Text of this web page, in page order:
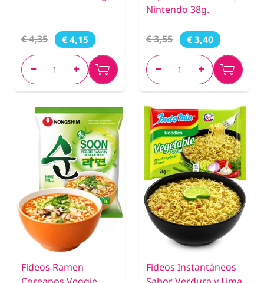
€ 4,35 € 4,15
Nintendo 38g.
€ 3,55 € 3,40
Fideos Ramen
Fideos Instantáneos